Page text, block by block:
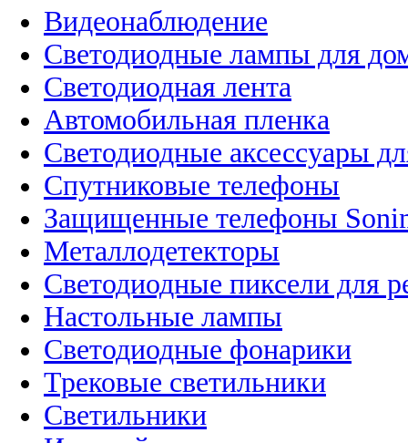
Видеонаблюдение
Светодиодные лампы для
Светодиодная лента
Автомобильная пленка
Светодиодные аксессуары
Спутниковые телефоны
Защищенные телефоны
Металлодетекторы
Светодиодные пиксели для
Настольные лампы
Светодиодные фонарики
Трековые светильники
Светильники